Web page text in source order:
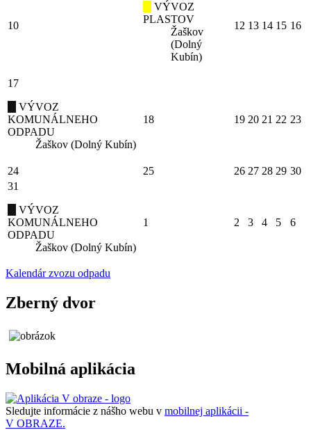
10
VÝVOZ
PLASTOV
Žaškov
(Dolný
Kubín)
12 13 14 15 16
17
VÝVOZ
KOMUNÁLNEHO
ODPADU
Žaškov (Dolný Kubín)
18 19 20 21 22 23
24 25 26 27 28 29 30
31
VÝVOZ
KOMUNÁLNEHO
ODPADU
Žaškov (Dolný Kubín)
1 2 3 4 5 6
Kalendár zvozu odpadu
Zberný dvor
Mobilná aplikácia
Sledujte informácie z nášho webu v mobilnej aplikácii -
V OBRAZE.